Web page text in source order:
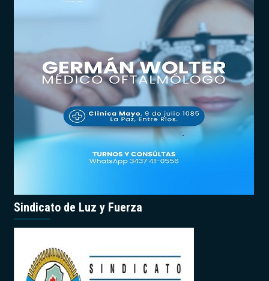
Sindicato de Luz y Fuerza